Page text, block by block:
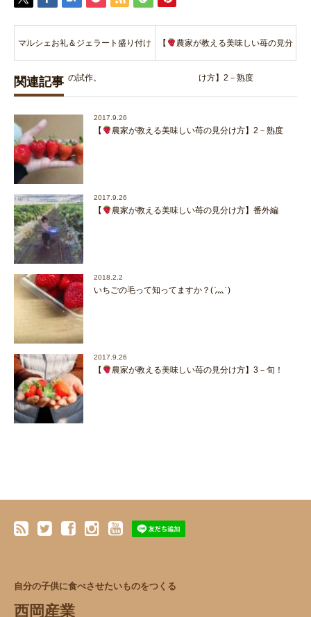
マルシェお礼＆ジェラート盛り付け
の試作。
【 農家が教える美味しい苺の見分
け方】2－熟度
関連記事
2017.9.26
【 農家が教える美味しい苺の見分け方】2－熟度
2017.9.26
【 農家が教える美味しい苺の見分け方】番外編
2018.2.2
いちごの毛って知ってますか？( ̇灬 ̇ )
2017.9.26
【 農家が教える美味しい苺の見分け方】3－旬！
自分の子供に食べさせたいものをつくる
西岡産業